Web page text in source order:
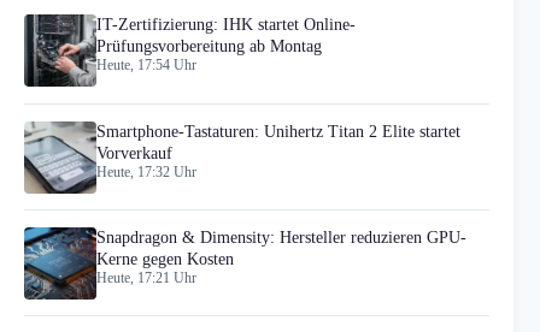
IT-Zertifizierung: IHK startet Online-
Prüfungsvorbereitung ab Montag
Heute, 17:54 Uhr
Smartphone-Tastaturen: Unihertz Titan 2 Elite startet
Vorverkauf
Heute, 17:32 Uhr
Snapdragon & Dimensity: Hersteller reduzieren GPU-
Kerne gegen Kosten
Heute, 17:21 Uhr